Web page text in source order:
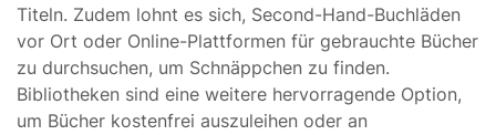
Titeln. Zudem lohnt es sich, Second-Hand-Buchläden
vor Ort oder Online-Plattformen für gebrauchte Bücher
zu durchsuchen, um Schnäppchen zu finden.
Bibliotheken sind eine weitere hervorragende Option,
um Bücher kostenfrei auszuleihen oder an